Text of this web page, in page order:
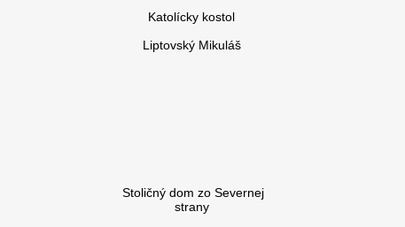
Katolícky kostol
Liptovský Mikuláš
Stoličný dom zo Severnej
strany